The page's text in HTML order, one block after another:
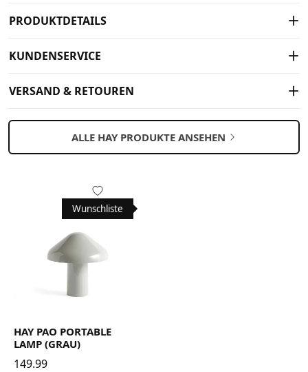
PRODUKTDETAILS
KUNDENSERVICE
VERSAND & RETOUREN
ALLE HAY PRODUKTE ANSEHEN
Wunschliste
HAY PAO PORTABLE
LAMP (GRAU)
149.99